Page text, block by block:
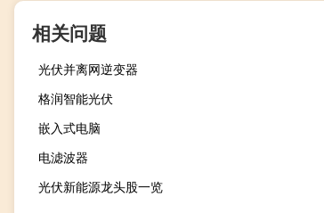
相关问题
光伏并离网逆变器
格润智能光伏
嵌入式电脑
电滤波器
光伏新能源龙头股一览